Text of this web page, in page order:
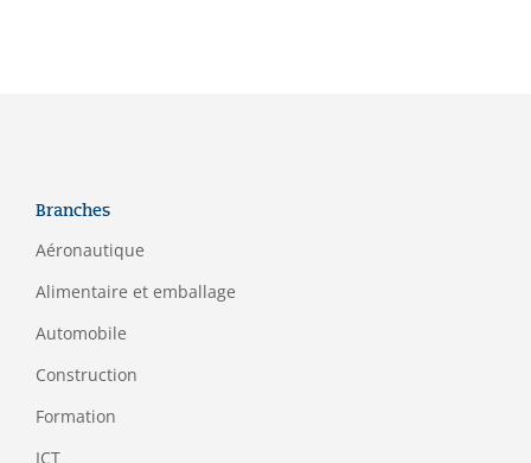
Branches
Aéronautique
Alimentaire et emballage
Automobile
Construction
Formation
ICT